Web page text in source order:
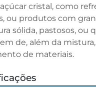
cristal, como
ou produtos com
sólida, pastosos, ou
de, além da mistura,
de materiais.